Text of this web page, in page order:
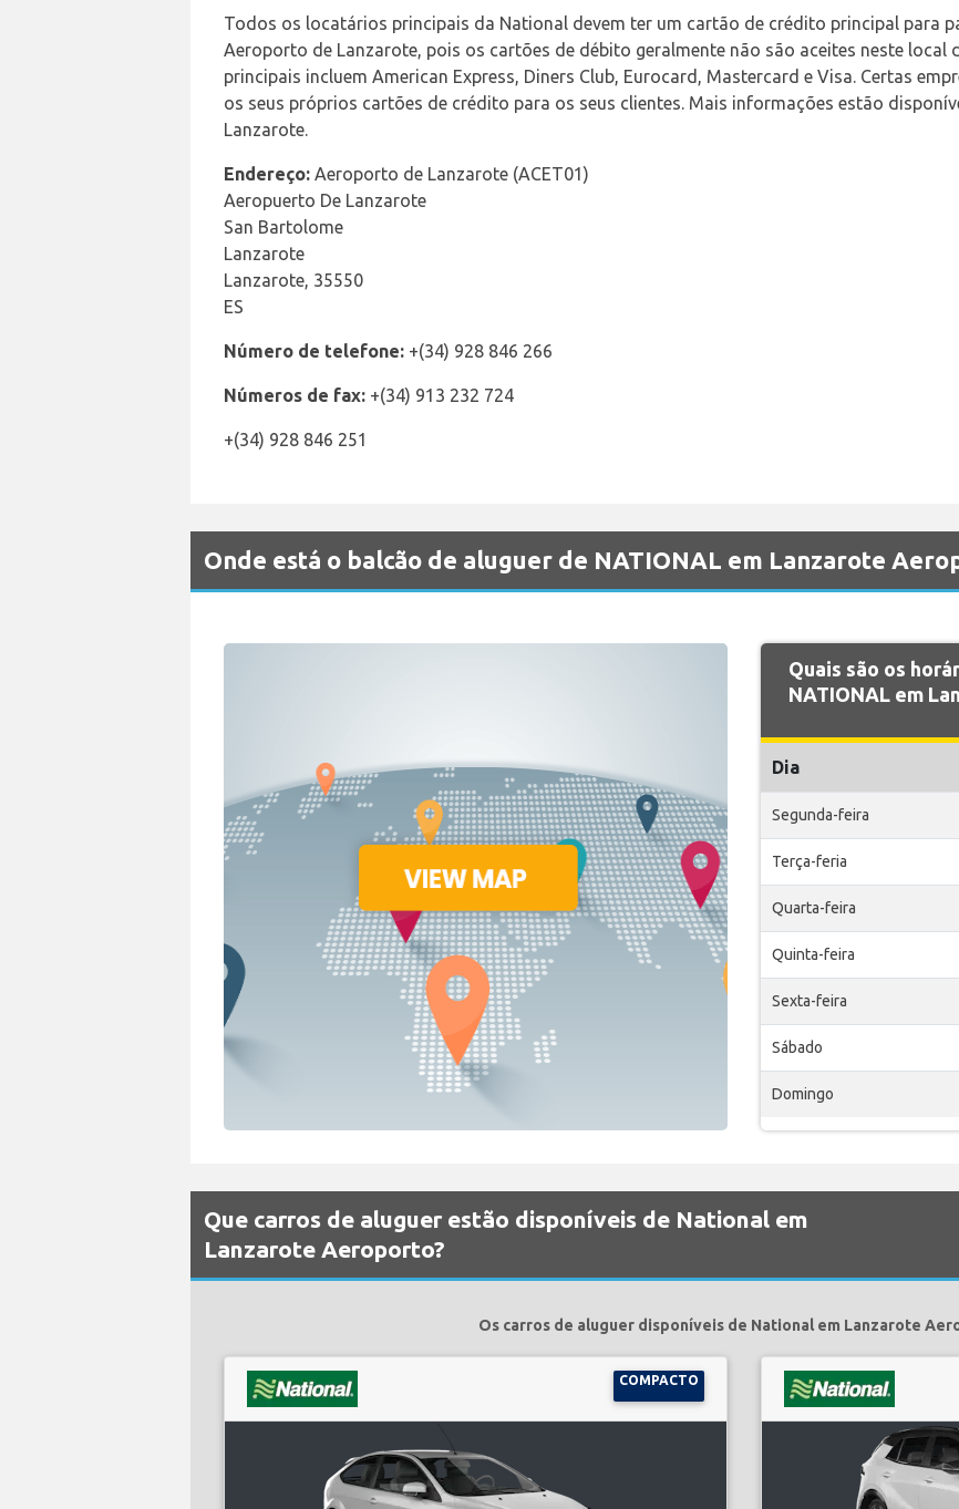
Todos os locatários principais da National devem ter um cartão de crédito principal para
Aeroporto de Lanzarote, pois os cartões de débito geralmente não são aceites neste local
principais incluem American Express, Diners Club, Eurocard, Mastercard e Visa. Certas
os seus próprios cartões de crédito para os seus clientes. Mais informações estão
Lanzarote.
Endereço: Aeroporto de Lanzarote (ACET01)
Aeropuerto De Lanzarote
San Bartolome
Lanzarote
Lanzarote, 35550
ES
Número de telefone: +(34) 928 846 266
Números de fax: +(34) 913 232 724
+(34) 928 846 251
Onde está o balcão de aluguer de NATIONAL em Lanzarote
Quais são os
NATIONAL em
Dia
Segunda-feira
Terça-feria
Quarta-feira
Quinta-feira
Sexta-feira
Sábado
Domingo
Que carros de aluguer estão disponíveis de National em
Lanzarote Aeroporto?
Os carros de aluguer disponíveis de National em Lanzarote
COMPACTO